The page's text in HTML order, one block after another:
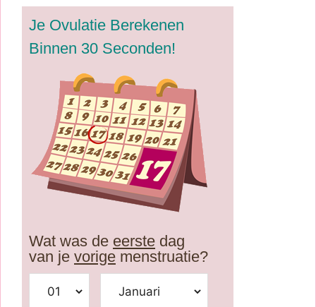
Je Ovulatie Berekenen
Binnen 30 Seconden!
Wat was de eerste dag
van je vorige menstruatie?